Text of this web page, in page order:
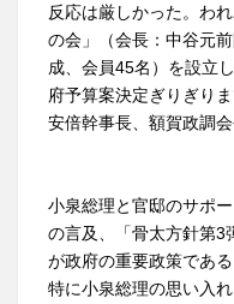
反応は厳しかった。わ
の会」（会長：中谷元
成、会員45名）を設立
府予算案決定ぎりぎり
安倍幹事長、額賀政調
小泉総理と官邸のサポ
の言及、「骨太方針第3
が政府の重要政策であ
特に小泉総理の思い入